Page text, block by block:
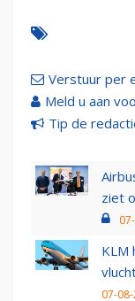
Verstuur per
Meld u aan
Tip de
ziet
KLM
07-